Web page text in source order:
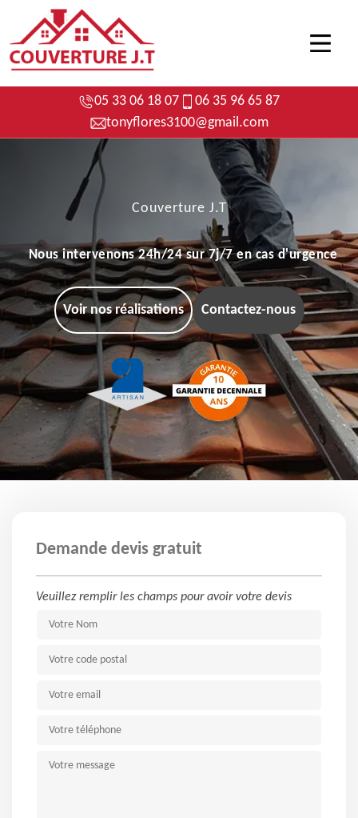
05 33 06 18 07
06 35 96 65 87
tonyflores3100@gmail.com
Couverture J.T
Nous intervenons 24h/24 sur 7j/7 en cas d'urgence
Voir nos réalisations Contactez-nous
Demande devis gratuit
Veuillez remplir les champs pour avoir votre devis